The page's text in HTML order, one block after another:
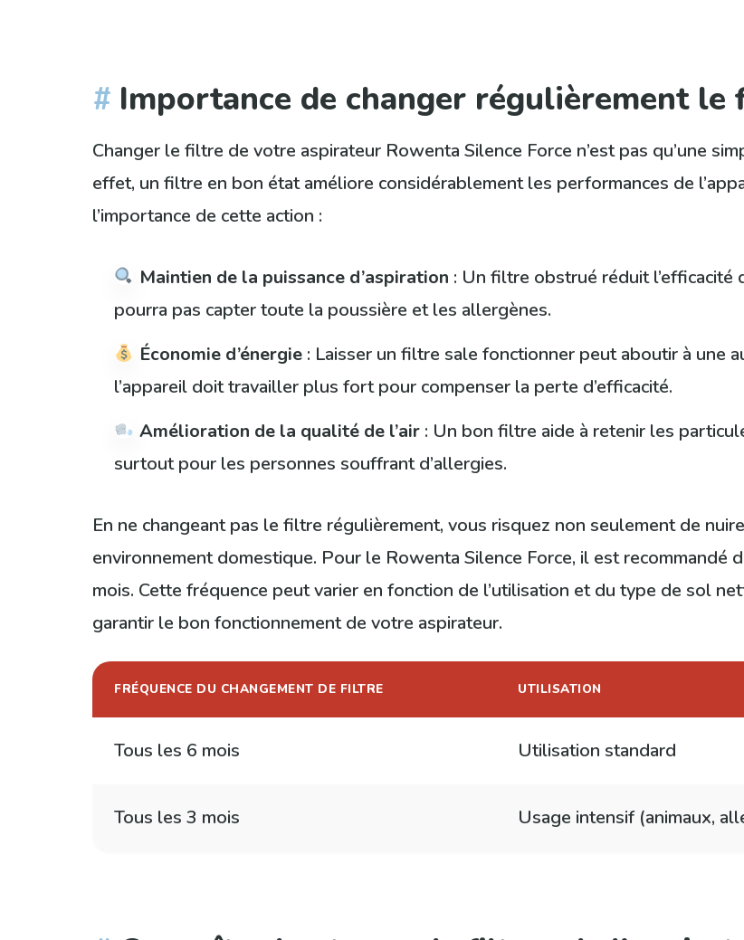
Importance de changer régulièrement le
Changer le filtre de votre aspirateur Rowenta Silence Force n’est pas qu’une
effet, un filtre en bon état améliore considérablement les performances de
l’importance de cette action :
Maintien de la puissance d’aspiration : Un filtre obstrué réduit l’efficacité
pourra pas capter toute la poussière et les allergènes.
Économie d’énergie: Laisser un filtre sale fonctionner peut aboutir à une
l’appareil doit travailler plus fort pour compenser la perte d’efficacité.
Amélioration de la qualité de l’air: Un bon filtre aide à retenir les
surtout pour les personnes souffrant d’allergies.
En ne changeant pas le filtre régulièrement, vous risquez non seulement de
environnement domestique. Pour le Rowenta Silence Force, il est
mois. Cette fréquence peut varier en fonction de l’utilisation et du type de sol
garantir le bon fonctionnement de votre aspirateur.
FRÉQUENCE DU CHANGEMENT DE FILTRE UTILISATION
Tous les 6 mois Utilisation standard
Tous les 3 mois Usage intensif (animaux,